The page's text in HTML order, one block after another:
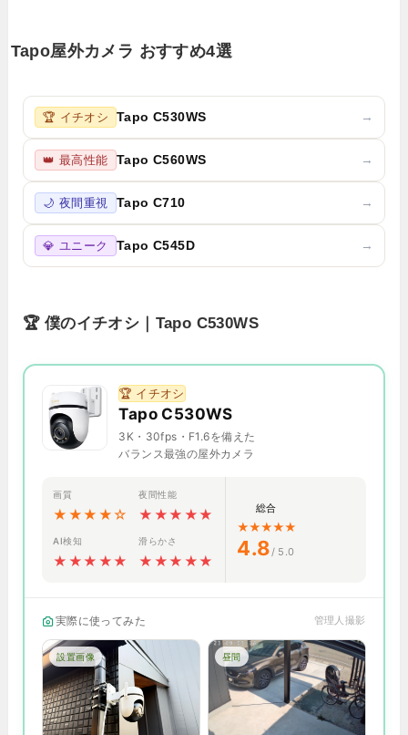
Tapo屋外カメラ おすすめ4選
🏆 イチオシ Tapo C530WS →
👑 最高性能 Tapo C560WS →
🌙 夜間重視 Tapo C710 →
💎 ユニーク Tapo C545D →
🏆 僕のイチオシ｜Tapo C530WS
🏆 イチオシ
Tapo C530WS
3K・30fps・F1.6を備えた
バランス最強の屋外カメラ
画質
★★★★☆
夜間性能
★★★★★
AI検知
★★★★★
滑らかさ
★★★★★
総合
★★★★★
4.8/ 5.0
実際に使ってみた 管理人撮影
設置画像 昼間